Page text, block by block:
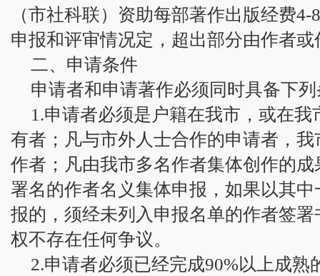
（市社科联）资助每部著作出版经费
申报和评审情况定，超出部分由作者
二、申请条件
申请者和申请著作必须同时具备下
1.申请者必须是户籍在我市，或在
有者；凡与市外人士合作的申请者，
作者；凡由我市多名作者集体创作的
署名的作者名义集体申报，如果以其
报的，须经未列入申报名单的作者签
权不存在任何争议。
2.申请者必须已经完成90%以上成熟